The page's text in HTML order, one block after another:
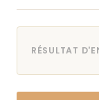
RÉSULTAT